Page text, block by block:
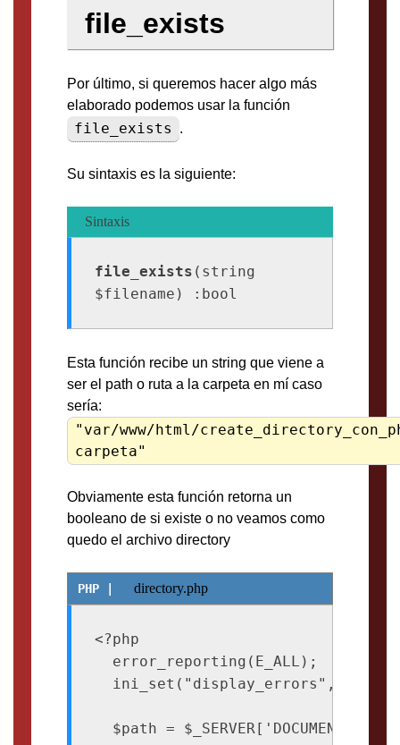
file_exists
Por último, si queremos hacer algo más
elaborado podemos usar la función
file_exists .
Su sintaxis es la siguiente:
Sintaxis
file_exists (string
$filename) :bool
Esta función recibe un string que viene a
ser el path o ruta a la carpeta en mí caso
sería:
"var/www/html/
carpeta"
Obviamente esta función retorna un
booleano de si existe o no veamos como
quedo el archivo directory
directory.php
<?php
  error_reporting(E_ALL);
  ini_set("display_errors", 1);
$path =